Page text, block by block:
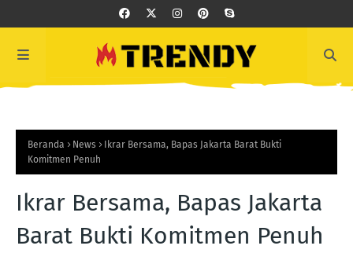
Beranda News
Ikrar Bersama, Bapas Jakarta Barat Bukti
Komitmen Penuh
Ikrar Bersama, Bapas Jakarta
Barat Bukti Komitmen Penuh